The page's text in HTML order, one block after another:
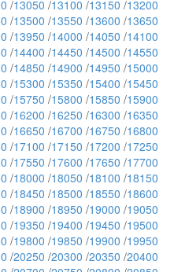
/13050 /13100 /13150 /13200
/13500 /13550 /13600 /13650
/13950 /14000 /14050 /14100
/14400 /14450 /14500 /14550
/14850 /14900 /14950 /15000
/15300 /15350 /15400 /15450
/15750 /15800 /15850 /15900
/16200 /16250 /16300 /16350
/16650 /16700 /16750 /16800
/17100 /17150 /17200 /17250
/17550 /17600 /17650 /17700
/18000 /18050 /18100 /18150
/18450 /18500 /18550 /18600
/18900 /18950 /19000 /19050
/19350 /19400 /19450 /19500
/19800 /19850 /19900 /19950
/20250 /20300 /20350 /20400